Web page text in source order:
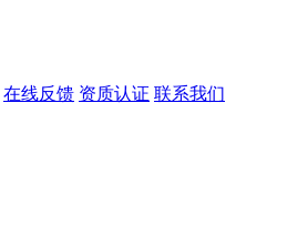
在线反馈 资质认证 联系我们